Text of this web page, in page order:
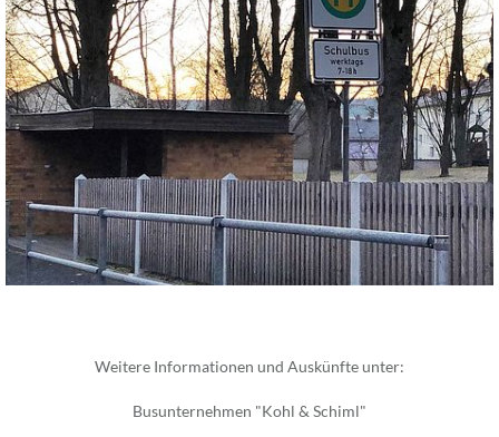
Weitere Informationen und Auskünfte unter:
Busunternehmen "Kohl & Schiml"